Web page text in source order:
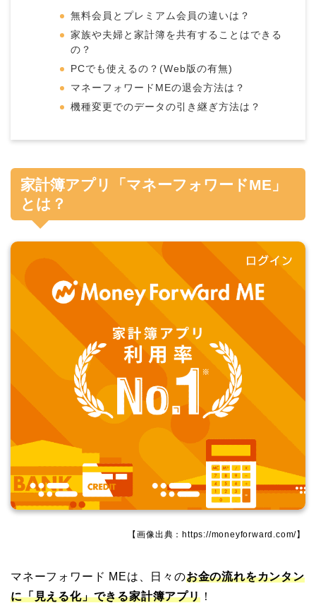
無料会員とプレミアム会員の違いは？
家族や夫婦と家計簿を共有することはできる
の？
PCでも使えるの？(Web版の有無)
マネーフォワードMEの退会方法は？
機種変更でのデータの引き継ぎ方法は？
家計簿アプリ「マネーフォワードME」
とは？
【画像出典：https://moneyforward.com/】
マネーフォワード MEは、日々のお金の流れをカンタン
に「見える化」できる家計簿アプリ！